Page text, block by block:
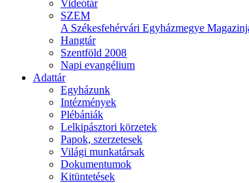
Videótár
SZEM
A Székesfehérvári Egyházmegye
Hangtár
Szentföld 2008
Napi evangélium
Adattár
Egyházunk
Intézmények
Plébániák
Lelkipásztori körzetek
Papok, szerzetesek
Világi munkatársak
Dokumentumok
Kitüntetések